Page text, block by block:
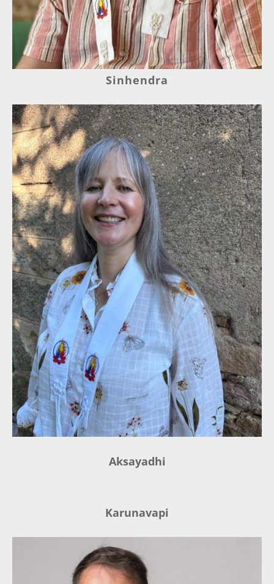
Sinhendra
Aksayadhi
Karunavapi